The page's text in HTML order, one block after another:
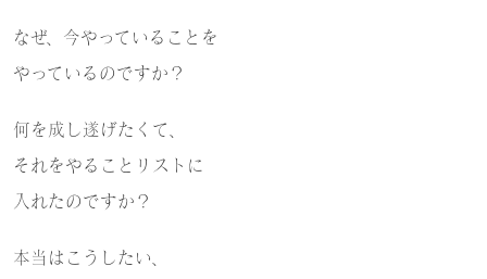
なぜ、今やっていることを
やっているのですか？
何を成し遂げたくて、
それをやることリストに
入れたのですか？
本当はこうしたい、